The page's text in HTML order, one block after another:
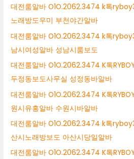
대전룸알바 O1O.2062.3474 k톡
노래방도우미 부천야간알바
대전룸알바 O1O.2062.3474 k톡
남시여성알바 성남시룸보도
대전룸알바 O1O.2062.3474 K톡
두정동보도사무실 성정동바알바
대전룸알바 O1O.2062.3474 K톡
원시유흥알바 수원시바알바
대전룸알바 O1O.2062.3474 k톡
산시노래방보도 아산시당일알바
대전룸알바 O1O.2062.3474 K톡